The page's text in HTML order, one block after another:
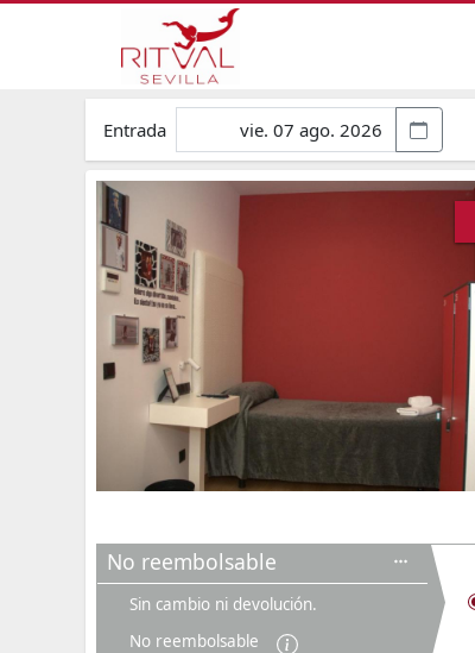
Entrada
No reembolsable
Sin cambio ni devolución.
No reembolsable